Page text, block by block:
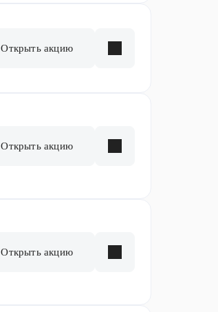
Открыть акцию
Открыть акцию
Открыть акцию